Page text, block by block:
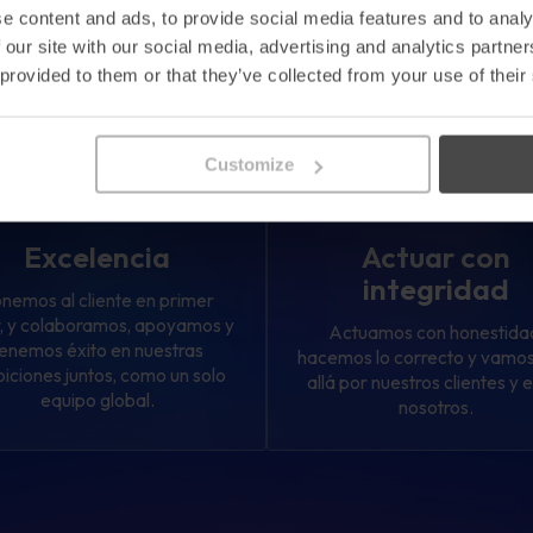
content and ads, to provide social media features and to
site with our social media, advertising and analytics
to them or that they’ve collected from your use of
Customize
por la cultura, las personas y el
Excelencia
al cliente en primer
y colaboramos, apoyamos y
éxito en nuestras
juntos, como un solo
equipo global.
Actuar con
integridad
Actuamos con
hacemos lo correcto y
allá por nuestros clientes y
nosotros.